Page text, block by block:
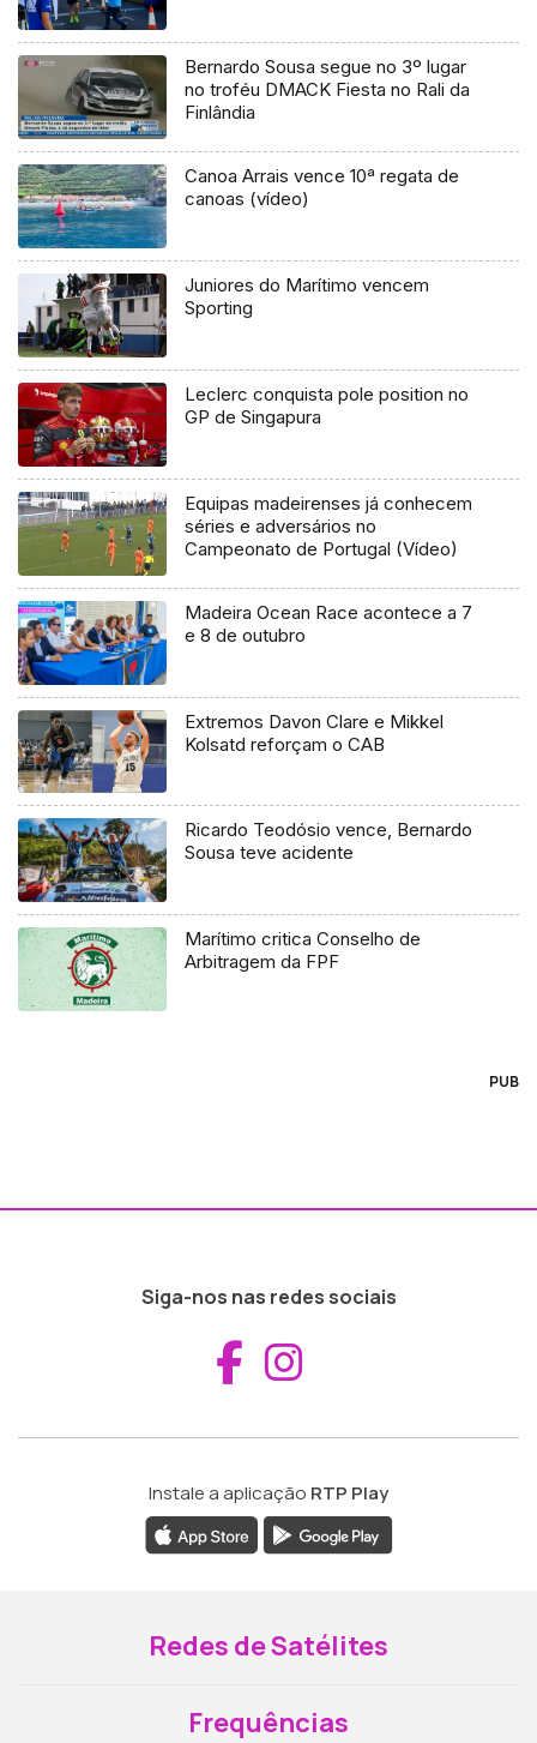
Bernardo Sousa segue no 3º lugar
no troféu DMACK Fiesta no Rali da
Finlândia
Canoa Arrais vence 10ª regata de
canoas (vídeo)
Juniores do Marítimo vencem
Sporting
Leclerc conquista pole position no
GP de Singapura
Equipas madeirenses já conhecem
séries e adversários no
Campeonato de Portugal (Vídeo)
Madeira Ocean Race acontece a 7
e 8 de outubro
Extremos Davon Clare e Mikkel
Kolsatd reforçam o CAB
Ricardo Teodósio vence, Bernardo
Sousa teve acidente
Marítimo critica Conselho de
Arbitragem da FPF
PUB
Siga-nos nas redes sociais
Aceder ao
Instale a aplicação RTP Play
Redes de Satélites
Frequências